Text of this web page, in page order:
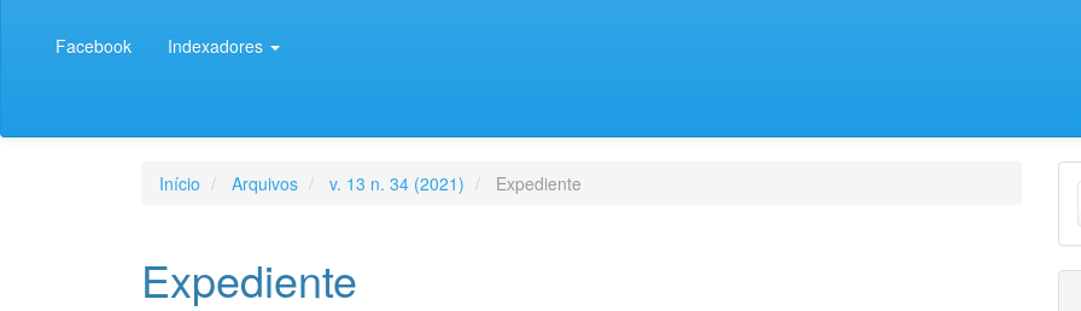
Facebook Indexadores
Início Arquivos v. 13 n. 34 (2021) Expediente
Expediente